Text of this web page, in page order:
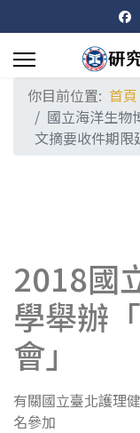
你目前位置: 首頁
國立海洋生物
文摘要收件期限
2018國
學舉辦
會」
有關國立臺北護理
名參加